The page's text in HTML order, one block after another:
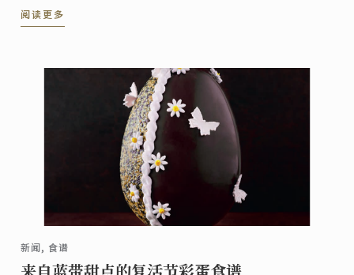
蓝带伦敦概念餐厅The CORD by Le Cordon ...
阅读更多
新闻, 食谱